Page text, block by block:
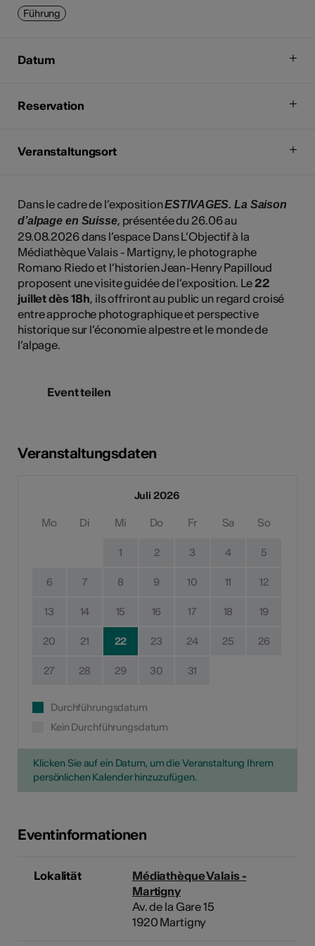
Führung
Datum
Reservation
Veranstaltungsort
Dans le cadre de l’expositionESTIVAGES. La Saison
d’alpage en Suisse, présentée du 26.06 au
29.08.2026 dans l’espace Dans L’Objectif à la
Médiathèque Valais - Martigny, le photographe
Romano Riedo et l’historien Jean-Henry Papilloud
proposent une visite guidée de l’exposition. Le22
juillet dès 18h, ils offriront au public un regard croisé
entre approche photographique et perspective
historique sur l’économie alpestre et le monde de
l’alpage.
Event teilen
Veranstaltungsdaten
Juli 2026
Mo Di Mi Do Fr Sa So
1 2 3 4 5
6 7 8 9 10 11 12
13 14 15 16 17 18 19
20 21 22 23 24 25 26
27 28 29 30 31
Durchführungsdatum
Kein Durchführungsdatum
Klicken Sie auf ein Datum, um die Veranstaltung Ihrem
persönlichen Kalender hinzuzufügen.
Eventinformationen
Lokalität
Médiathèque Valais -
Martigny
Av. de la Gare 15
1920 Martigny